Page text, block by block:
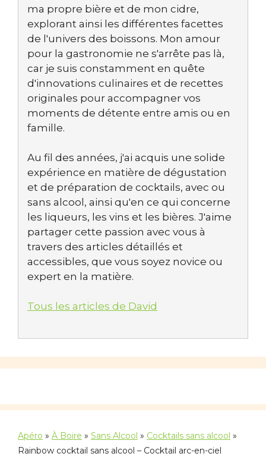
ma propre bière et de mon cidre,
explorant ainsi les différentes facettes
de l'univers des boissons. Mon amour
pour la gastronomie ne s'arrête pas là,
car je suis constamment en quête
d'innovations culinaires et de recettes
originales pour accompagner vos
moments de détente entre amis ou en
famille.
Au fil des années, j'ai acquis une solide
expérience en matière de dégustation
et de préparation de cocktails, avec ou
sans alcool, ainsi qu'en ce qui concerne
les liqueurs, les vins et les bières. J'aime
partager cette passion avec vous à
travers des articles détaillés et
accessibles, que vous soyez novice ou
expert en la matière.
Tous les articles de David
Apéro » À Boire » Sans Alcool » Cocktails sans alcool »
Rainbow cocktail sans alcool – Cocktail arc-en-ciel